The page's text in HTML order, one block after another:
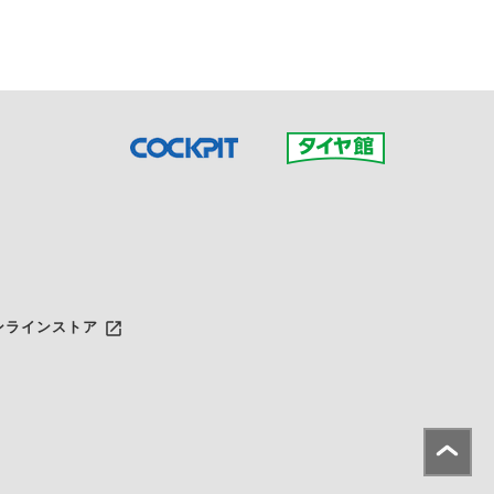
ラインストア launch